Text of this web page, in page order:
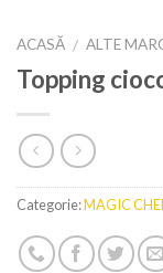
ACASĂ / ALTE
Topping
Categorie:MAGIC